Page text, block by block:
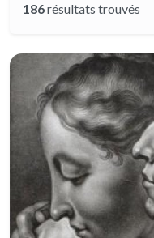
186résultats trouvés